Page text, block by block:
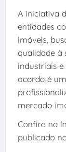
A iniciativa
entidades
imóveis,
qualidade à
industriais
acordo é
mercado
Confira na
publicado